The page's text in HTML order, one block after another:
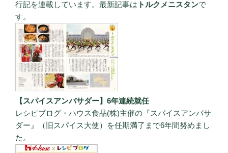
行記を連載しています。最新記事は トルクメニスタンで
す。
【スパイスアンバサダー】6年連続就任
レシピブログ・ハウス食品(株)主催の『スパイスアンバサ
ダー』（旧スパイス大使）を任期満了まで6年間努めまし
た。